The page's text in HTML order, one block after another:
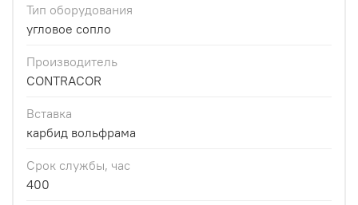
Тип оборудования
угловое сопло
Производитель
CONTRACOR
Вставка
карбид вольфрама
Срок службы, час
400